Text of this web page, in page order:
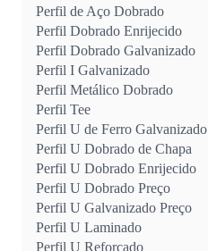
Perfil de Aço Dobrado
Perfil Dobrado Enrijecido
Perfil Dobrado Galvanizado
Perfil I Galvanizado
Perfil Metálico Dobrado
Perfil Tee
Perfil U de Ferro Galvanizado
Perfil U Dobrado de Chapa
Perfil U Dobrado Enrijecido
Perfil U Dobrado Preço
Perfil U Galvanizado Preço
Perfil U Laminado
Perfil U Reforçado